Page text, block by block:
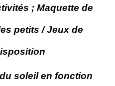
; Maquette de
petits / Jeux de
soleil en fonction